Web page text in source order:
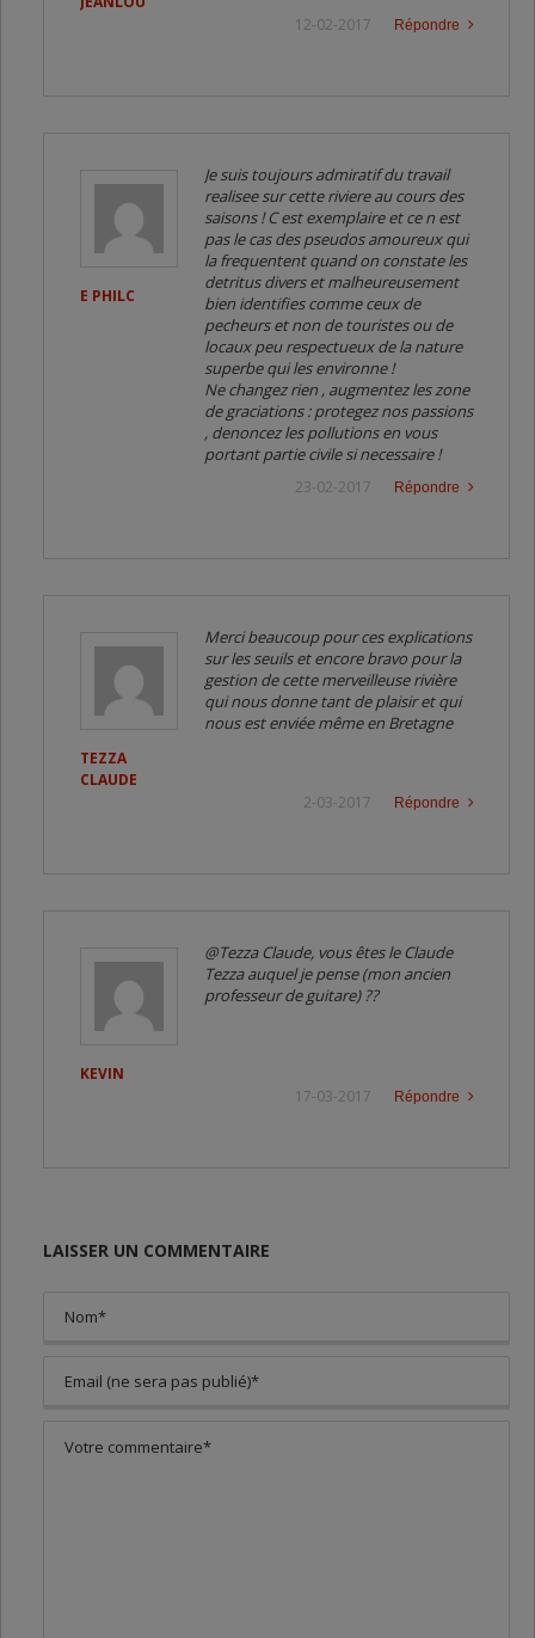
Répondre
12-02-2017
E PHILC
Je suis toujours admiratif du travail
realisee sur cette riviere au cours des
saisons ! C est exemplaire et ce n est
pas le cas des pseudos amoureux qui
la frequentent quand on constate les
detritus divers et malheureusement
bien identifies comme ceux de
pecheurs et non de touristes ou de
locaux peu respectueux de la nature
superbe qui les environne !
Ne changez rien , augmentez les zone
de graciations : protegez nos passions
, denoncez les pollutions en vous
portant partie civile si necessaire !
Répondre
23-02-2017
TEZZA
CLAUDE
Merci beaucoup pour ces explications
sur les seuils et encore bravo pour la
gestion de cette merveilleuse rivière
qui nous donne tant de plaisir et qui
nous est enviée même en Bretagne
Répondre
2-03-2017
KEVIN
@Tezza Claude, vous êtes le Claude
Tezza auquel je pense (mon ancien
professeur de guitare) ??
Répondre
17-03-2017
LAISSER UN COMMENTAIRE